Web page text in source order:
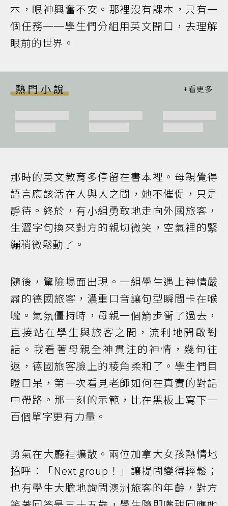
本，眼神興奮不安。那裡沒有課本，只有一
個任務──學生們分組用英文開口，去理解
眼前的世界。
熱門小說
那時的英文教育多停留在書本裡。母親覺得
語言應該活在人與人之間，她不催促，只是
靜待。終於，有小組勇敢地走向外國旅客，
生澀字句換來對方的親切微笑，空氣裡的緊
繃稍微鬆動了。
隨後，驚險場面出現。一組學生遇上神情嚴
肅的德國旅客，濃重口音讓句型瞬間卡在喉
嚨。氣氛僵持時，母親一個箭步衝了過去，
直接站在學生與旅客之間，流利地開啟對
話。我看著母親全神貫注的神情，幾句往
返，德國旅客臉上的稜角柔和了。學生們目
瞪口呆，第一次看見老師如何在真實的對話
中帶路。那一刻的示範，比在黑板上寫下一
百個單字更有力量。
勇氣在大廳裡擴散。兩位加拿大女孩熱情地
招呼：「Next group！」讓提問變得輕鬆；
也有學生大膽地詢問澳洲旅客的年齡，對方